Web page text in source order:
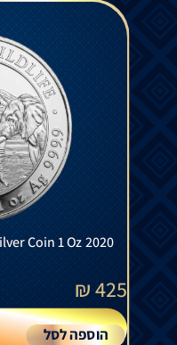
Coin 1 Oz 2020
425
₪
הוספה לסל